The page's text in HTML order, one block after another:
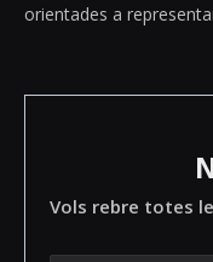
orientades a
Vols rebre totes